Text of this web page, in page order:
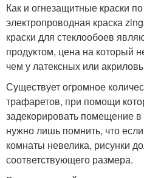
Как и огнезащитные краски
электропроводная краска
краски для стеклообоев
продуктом, цена на который
чем у латексных или
Существует огромное
трафаретов, при помощи
задекорировать помещение
нужно лишь помнить, что
комнаты невелика, рисунки
соответствующего размера.